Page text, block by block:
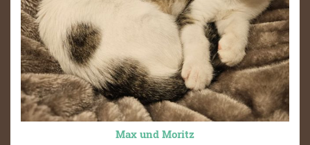
Max und Moritz